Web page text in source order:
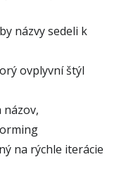
názvy sedeli k
ovplyvní štýl
názov,
na rýchle iterácie